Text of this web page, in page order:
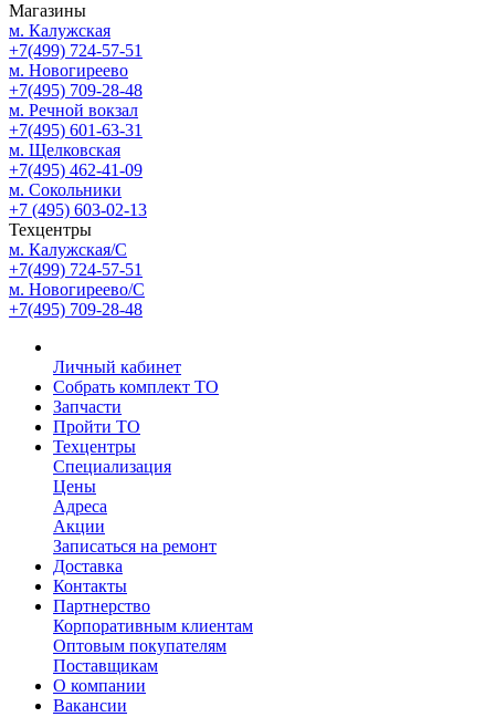
Магазины
м. Калужская
+7(499) 724-57-51
м. Новогиреево
+7(495) 709-28-48
м. Речной вокзал
+7(495) 601-63-31
м. Щелковская
+7(495) 462-41-09
м. Сокольники
+7 (495) 603-02-13
Техцентры
м. Калужская/С
+7(499) 724-57-51
м. Новогиреево/С
+7(495) 709-28-48
Личный кабинет
Собрать комплект ТО
Запчасти
Пройти ТО
Техцентры
Специализация
Цены
Адреса
Акции
Записаться на ремонт
Доставка
Контакты
Партнерство
Корпоративным клиентам
Оптовым покупателям
Поставщикам
О компании
Вакансии